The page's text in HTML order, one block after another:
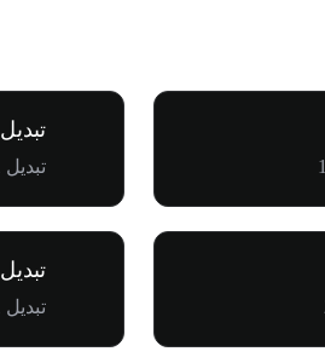
تبدیل HIMSON به AUD
تبدیل 1 HIMSON به $44.18
تبدیل HIMSON به CAD
تبدیل 1 HIMSON به C$43.51